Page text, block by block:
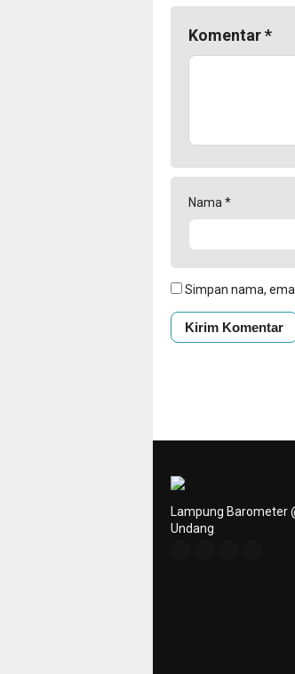
Komentar*
Nama *
Simpan nama,
Lampung Barometer
Undang